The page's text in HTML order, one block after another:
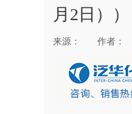
月2日））
来源： 作者：